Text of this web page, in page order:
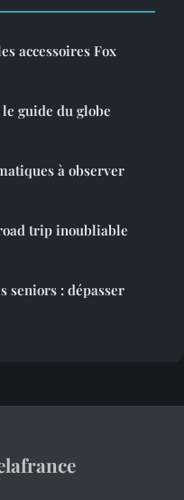
accessoires Fox
guide du globe
à observer
trip inoubliable
seniors : dépasser